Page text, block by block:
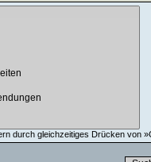
durch gleichzeitiges Drücken von